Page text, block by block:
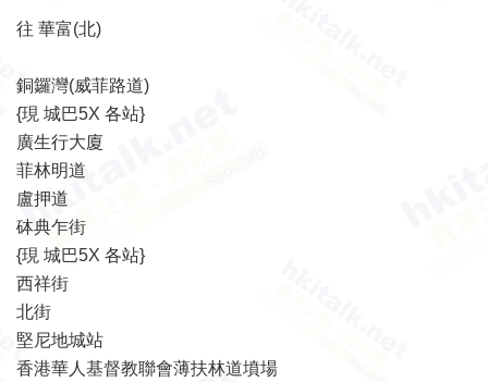
往 華富(北)
銅鑼灣(威菲路道)
{現 城巴5X 各站}
廣生行大廈
菲林明道
盧押道
砵典乍街
{現 城巴5X 各站}
西祥街
北街
堅尼地城站
香港華人基督教聯會薄扶林道墳場